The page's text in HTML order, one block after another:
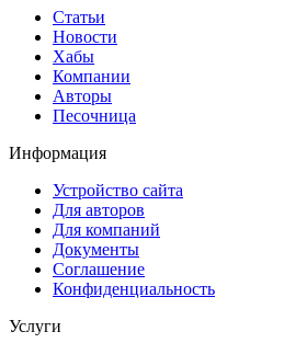
Статьи
Новости
Хабы
Компании
Авторы
Песочница
Информация
Устройство сайта
Для авторов
Для компаний
Документы
Соглашение
Конфиденциальность
Услуги